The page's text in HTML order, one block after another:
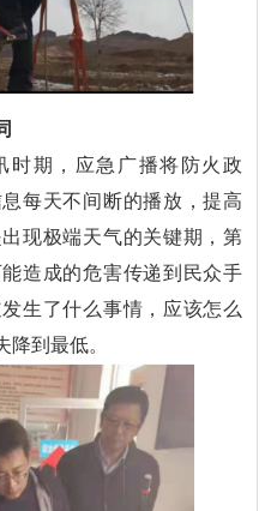
时期，应急广播将防火政
每天不间断的播放，提高
现极端天气的关键期，第
造成的危害传递到民众手
生了什么事情，应该怎么
到最低。